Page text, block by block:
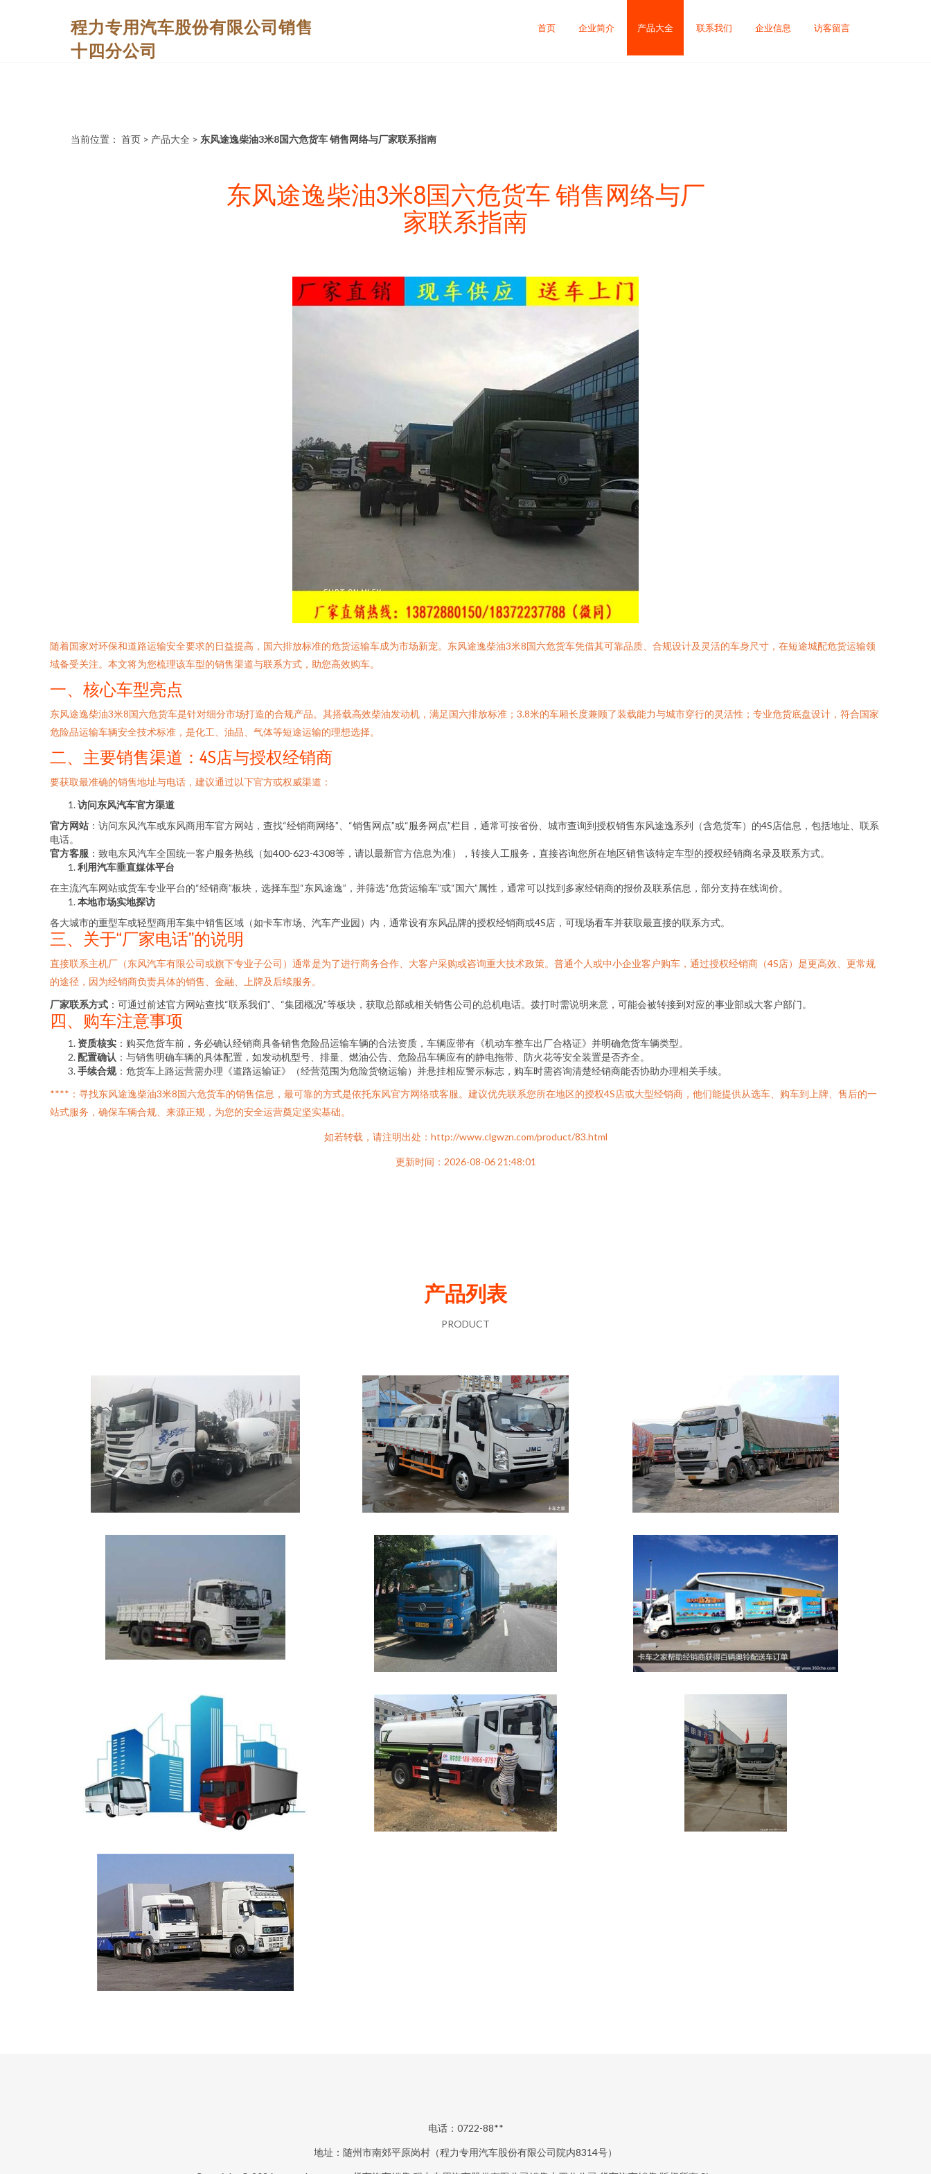
程力专用汽车股份有限公司销售
十四分公司
首页 企业简介 产品大全 联系我们 企业信息 访客留言
当前位置： 首页 > 产品大全 > 东风途逸柴油3米8国六危货车 销售网络与厂家联系指南
东风途逸柴油3米8国六危货车 销售网络与厂
家联系指南
随着国家对环保和道路运输安全要求的日益提高，国六排放标准的危货运输车成为市场新宠。东风途逸柴油3米8国六危货车凭借其可靠品质、合规设计及灵活的车身尺寸，在短途城配危货运输领
域备受关注。本文将为您梳理该车型的销售渠道与联系方式，助您高效购车。
一、核心车型亮点
东风途逸柴油3米8国六危货车是针对细分市场打造的合规产品。其搭载高效柴油发动机，满足国六排放标准；3.8米的车厢长度兼顾了装载能力与城市穿行的灵活性；专业危货底盘设计，符合国家
危险品运输车辆安全技术标准，是化工、油品、气体等短途运输的理想选择。
二、主要销售渠道：4S店与授权经销商
要获取最准确的销售地址与电话，建议通过以下官方或权威渠道：
访问东风汽车官方渠道
官方网站 ：访问东风汽车或东风商用车官方网站，查找“经销商网络”、“销售网点”或“服务网点”栏目，通常可按省份、城市查询到授权销售东风途逸系列（含危货车）的4S店信息，包括地址、联系
电话。
官方客服 ：致电东风汽车全国统一客户服务热线（如400-623-4308等，请以最新官方信息为准），转接人工服务，直接咨询您所在地区销售该特定车型的授权经销商名录及联系方式。
利用汽车垂直媒体平台
在主流汽车网站或货车专业平台的“经销商”板块，选择车型“东风途逸”，并筛选“危货运输车”或“国六”属性，通常可以找到多家经销商的报价及联系信息，部分支持在线询价。
本地市场实地探访
各大城市的重型车或轻型商用车集中销售区域（如卡车市场、汽车产业园）内，通常设有东风品牌的授权经销商或4S店，可现场看车并获取最直接的联系方式。
三、关于“厂家电话”的说明
直接联系主机厂（东风汽车有限公司或旗下专业子公司）通常是为了进行商务合作、大客户采购或咨询重大技术政策。普通个人或中小企业客户购车，通过授权经销商（4S店）是更高效、更常规
的途径，因为经销商负责具体的销售、金融、上牌及后续服务。
厂家联系方式 ：可通过前述官方网站查找“联系我们”、“集团概况”等板块，获取总部或相关销售公司的总机电话。拨打时需说明来意，可能会被转接到对应的事业部或大客户部门。
四、购车注意事项
资质核实 ：购买危货车前，务必确认经销商具备销售危险品运输车辆的合法资质，车辆应带有《机动车整车出厂合格证》并明确危货车辆类型。
配置确认 ：与销售明确车辆的具体配置，如发动机型号、排量、燃油公告、危险品车辆应有的静电拖带、防火花等安全装置是否齐全。
手续合规：危货车上路运营需办理《道路运输证》（经营范围为危险货物运输）并悬挂相应警示标志，购车时需咨询清楚经销商能否协助办理相关手续。
****：寻找东风途逸柴油3米8国六危货车的销售信息，最可靠的方式是依托东风官方网络或客服。建议优先联系您所在地区的授权4S店或大型经销商，他们能提供从选车、购车到上牌、售后的一
站式服务，确保车辆合规、来源正规，为您的安全运营奠定坚实基础。
如若转载，请注明出处：http://www.clgwzn.com/product/83.html
更新时间：2026-08-06 21:48:01
产品列表
PRODUCT
电话：0722-88**
地址：随州市南郊平原岗村（程力专用汽车股份有限公司院内8314号）